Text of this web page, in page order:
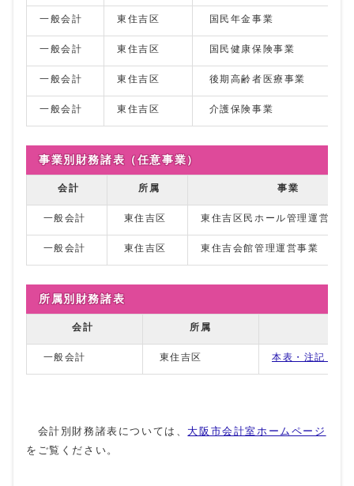
一般会計 東住吉区 国民年金事業
一般会計 東住吉区 国民健康保険事業
一般会計 東住吉区 後期高齢者医療事業
一般会計 東住吉区 介護保険事業
事業別財務諸表（任意事業）
会計 所属 事業
一般会計 東住吉区 東住吉区民ホール管理運営事業
一般会計 東住吉区 東住吉会館管理運営事業
所属別財務諸表
会計 所属
一般会計 東住吉区 本表・注記・附
会計別財務諸表については、 大阪市会計室ホームページ
をご覧ください。